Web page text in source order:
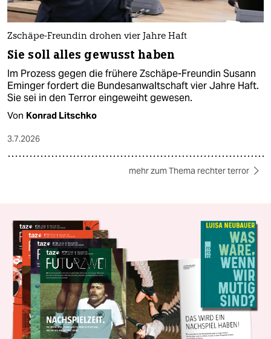
Zschäpe-Freundin drohen vier Jahre Haft
Sie soll alles gewusst haben
Im Prozess gegen die frühere Zschäpe-Freundin Susann
Eminger fordert die Bundesanwaltschaft vier Jahre Haft.
Sie sei in den Terror eingeweiht gewesen.
Von Konrad Litschko
3.7.2026
mehr zum Thema rechter terror